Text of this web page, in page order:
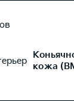
кожа